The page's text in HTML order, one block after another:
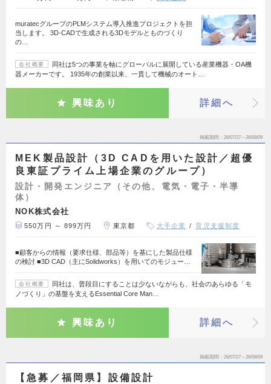
muratecグループのPLMシステム導入推進プロジェクトを担
当します。 3D-CADで生成される3Dモデルとものづくり
の…
会社概要
同社は5つの事業を軸にグローバルに展開している産業機器・OA機
器メーカーです。 1935年の創業以来、一貫して機械のオート…
興味あり 詳細へ
掲載期間 26/07/27～26/08/09
MEK製品設計（3D CADを用いた設計／超優
良東証プライム上場企業のグループ）
設計・開発エンジニア（その他、電気・電子・半導
体）
NOK株式会社
550万円 ～ 899万円 東京都 大手企業 育児支援制度
■顧客からの情報（要求仕様、部品等）を基にした製品仕様
の検討 ■3D CAD（主にSolidworks）を用いてのモジュー…
会社概要
同社は、普段目にすることは少ないながらも、社会のあらゆる「モ
ノづくり」の基盤を支えるEssential Core Man…
興味あり 詳細へ
掲載期間 26/07/27～26/08/09
【急募／福岡県】設備設計